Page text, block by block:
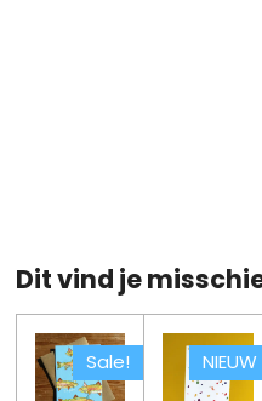
Dit vind je
Sale! NIEUW